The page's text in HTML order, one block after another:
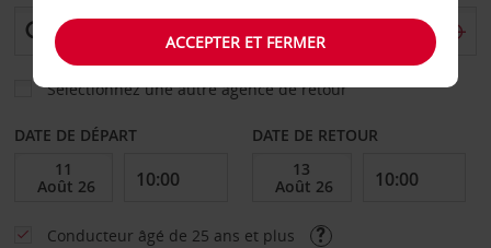
Sélectionnez une autre agence de retour
DATE DE DÉPART DATE DE RETOUR
Conducteur âgé de 25 ans et plus
ACCEPTER ET FERMER